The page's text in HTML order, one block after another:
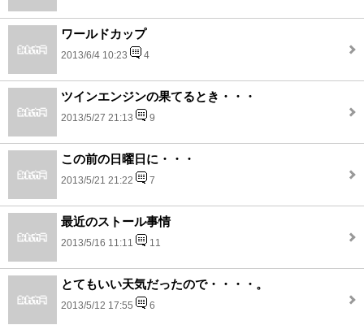
ワールドカップ
2013/6/4 10:23 4
ツインエンジンの果てるとき・・・
2013/5/27 21:13 9
この前の日曜日に・・・
2013/5/21 21:22 7
最近のストール事情
2013/5/16 11:11 11
とてもいい天気だったので・・・・。
2013/5/12 17:55 6